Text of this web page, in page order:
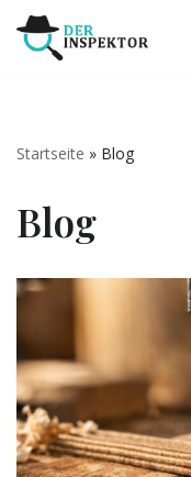
Startseite » Blog
Blog